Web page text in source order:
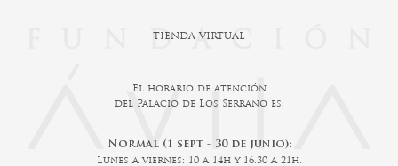
TIENDA VIRTUAL
El horario de atención
del Palacio de Los Serrano es:
Normal (1 sept - 30 de junio):
Lunes a viernes: 10 a 14h y 16.30 a 21h.